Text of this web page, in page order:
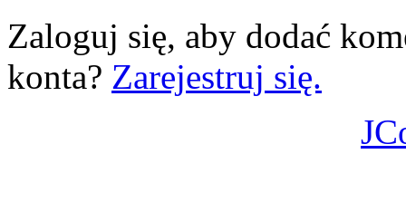
Zaloguj się, aby dodać
konta? Zarejestruj się.